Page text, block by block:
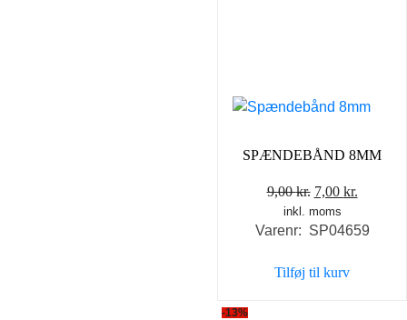
SPÆNDEBÅND 8MM
9,00kr. Den
oprindelige
pris
9,00 kr..
7,00 kr.
pris
inkl. moms
Varenr: SP04659
Tilføj til kurv
-13%